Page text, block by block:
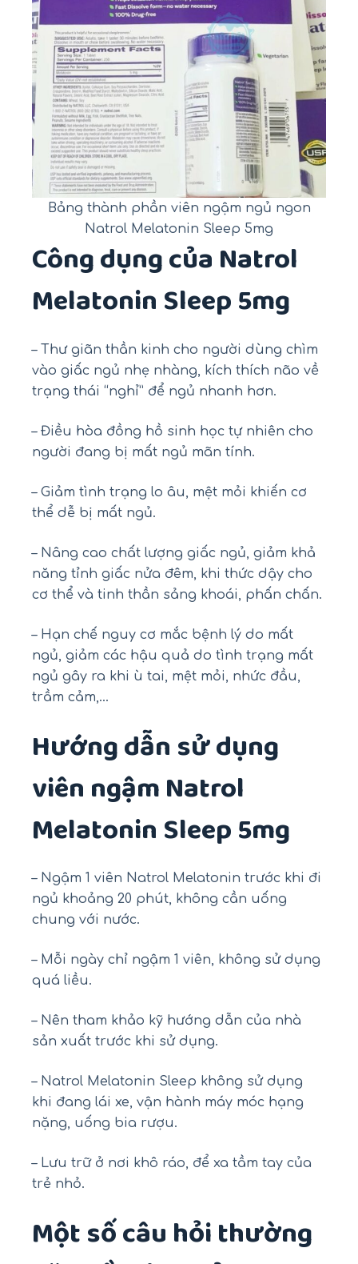
Bảng thành phần viên ngậm ngủ ngon
Natrol Melatonin Sleep 5mg
Công dụng của Natrol
Melatonin Sleep 5mg
– Thư giãn thần kinh cho người dùng chìm
vào giấc ngủ nhẹ nhàng, kích thích não về
trạng thái “nghỉ” để ngủ nhanh hơn.
– Điều hòa đồng hồ sinh học tự nhiên cho
người đang bị mất ngủ mãn tính.
– Giảm tình trạng lo âu, mệt mỏi khiến cơ
thể dễ bị mất ngủ.
– Nâng cao chất lượng giấc ngủ, giảm khả
năng tỉnh giấc nửa đêm, khi thức dậy cho
cơ thể và tinh thần sảng khoái, phấn chấn.
– Hạn chế nguy cơ mắc bệnh lý do mất
ngủ, giảm các hậu quả do tình trạng mất
ngủ gây ra khi ù tai, mệt mỏi, nhức đầu,
trầm cảm,…
Hướng dẫn sử dụng
viên ngậm Natrol
Melatonin Sleep 5mg
– Ngậm 1 viên Natrol Melatonin trước khi đi
ngủ khoảng 20 phút, không cần uống
chung với nước.
– Mỗi ngày chỉ ngậm 1 viên, không sử dụng
quá liều.
– Nên tham khảo kỹ hướng dẫn của nhà
sản xuất trước khi sử dụng.
– Natrol Melatonin Sleep không sử dụng
khi đang lái xe, vận hành máy móc hạng
nặng, uống bia rượu.
– Lưu trữ ở nơi khô ráo, để xa tầm tay của
trẻ nhỏ.
Một số câu hỏi thường